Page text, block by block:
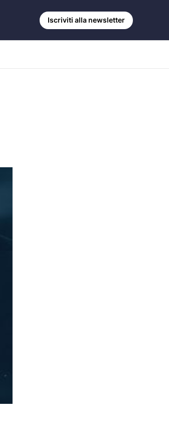
Iscriviti alla newsletter